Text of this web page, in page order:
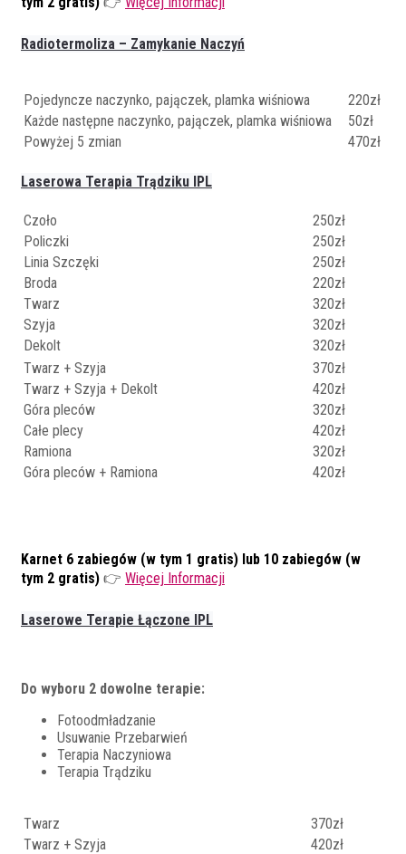
Radiotermoliza – Zamykanie Naczyń
Pojedyncze naczynko, pajączek, plamka wiśniowa
220zł
Każde następne naczynko, pajączek, plamka wiśniowa
50zł
Powyżej 5 zmian
470zł
Laserowa Terapia Trądziku IPL
Czoło
250zł
Policzki
250zł
Linia Szczęki
250zł
Broda
220zł
Twarz
320zł
Szyja
320zł
Dekolt
320zł
Twarz + Szyja
370zł
Twarz + Szyja + Dekolt
420zł
Góra pleców
320zł
Całe plecy
420zł
Ramiona
320zł
Góra pleców + Ramiona
420zł
Karnet 6 zabiegów (w tym 1 gratis) lub 10 zabiegów (w
tym 2 gratis) 👉 Więcej Informacji
Laserowe Terapie Łączone IPL
Do wyboru 2 dowolne terapie:
Fotoodmładzanie
Usuwanie Przebarwień
Terapia Naczyniowa
Terapia Trądziku
Twarz
370zł
Twarz + Szyja
420zł